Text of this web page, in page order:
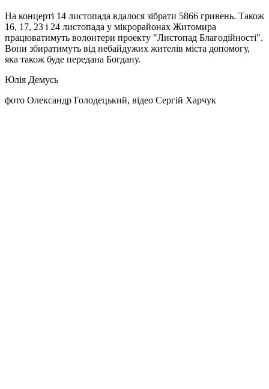
На концерті 14 листопада вдалося зібрати 5866 гривень. Також
16, 17, 23 і 24 листопада у мікрорайонах Житомира
працюватимуть волонтери проекту "Листопад Благодійності".
Вони збиратимуть від небайдужих жителів міста допомогу,
яка також буде передана Богдану.
Юлія Демусь
фото Олександр Голодецький, відео Сергій Харчук